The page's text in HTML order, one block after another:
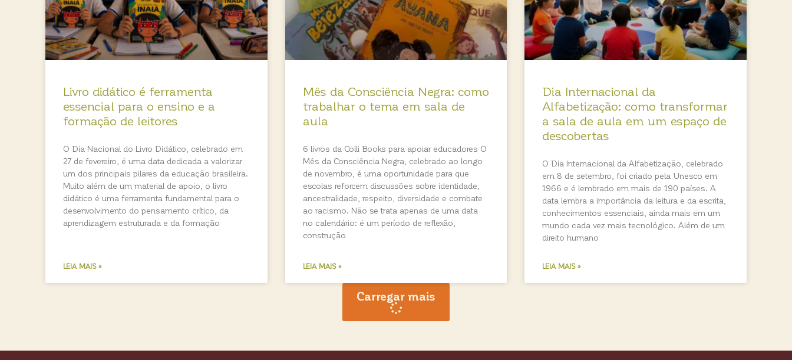
Livro didático é ferramenta
essencial para o ensino e a
formação de leitores
O Dia Nacional do Livro Didático, celebrado em
27 de fevereiro, é uma data dedicada a valorizar
um dos principais pilares da educação brasileira.
Muito além de um material de apoio, o livro
didático é uma ferramenta fundamental para o
desenvolvimento do pensamento crítico, da
aprendizagem estruturada e da formação
LEIA MAIS »
Mês da Consciência Negra: como
trabalhar o tema em sala de
aula
6 livros da Colli Books para apoiar educadores O
Mês da Consciência Negra, celebrado ao longo
de novembro, é uma oportunidade para que
escolas reforcem discussões sobre identidade,
ancestralidade, respeito, diversidade e combate
ao racismo. Não se trata apenas de uma data
no calendário: é um período de reflexão,
construção
LEIA MAIS »
Dia Internacional da
Alfabetização: como transformar
a sala de aula em um espaço de
descobertas
O Dia Internacional da Alfabetização, celebrado
em 8 de setembro, foi criado pela Unesco em
1966 e é lembrado em mais de 190 países. A
data lembra a importância da leitura e da escrita,
conhecimentos essenciais, ainda mais em um
mundo cada vez mais tecnológico. Além de um
direito humano
LEIA MAIS »
Carregar mais